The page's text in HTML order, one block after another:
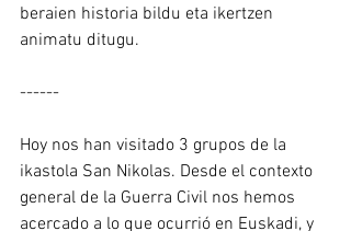
beraien historia bildu eta ikertzen
animatu ditugu.
------
Hoy nos han visitado 3 grupos de la
ikastola San Nikolas. Desde el contexto
general de la Guerra Civil nos hemos
acercado a lo que ocurrió en Euskadi, y